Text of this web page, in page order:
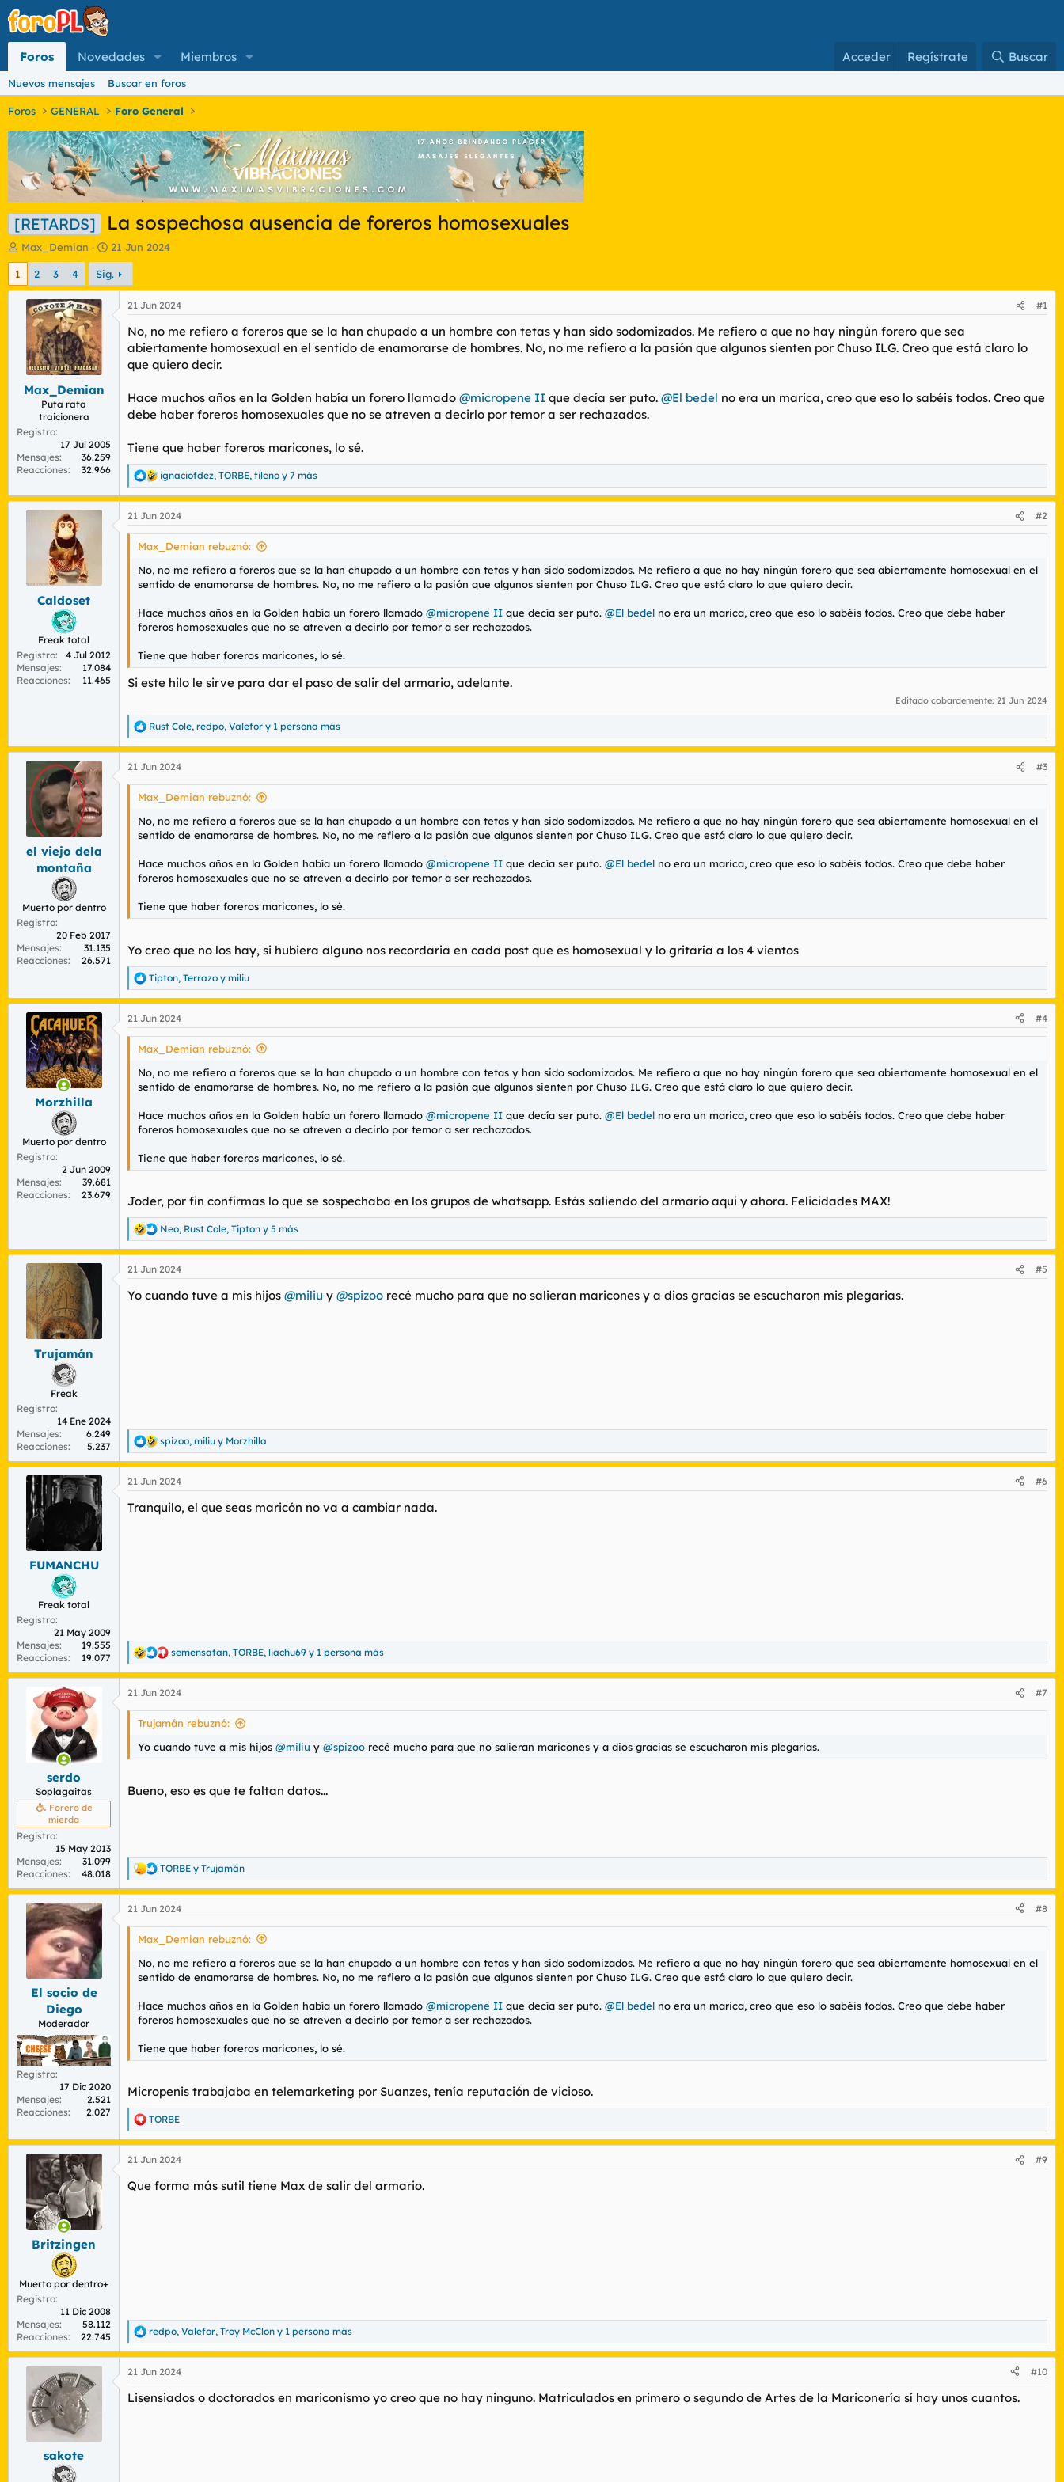
Foros Novedades Miembros Acceder Regístrate Buscar
Nuevos mensajes Buscar en foros
Foros GENERAL Foro General
[RETARDS] La sospechosa ausencia de foreros homosexuales
I
n
c
a
d
o
d
e
e
a
Max_Demian
F
e
c
h
d
21 Jun 2024
1 2 3 4 Sig.
Max_Demian
Puta rata
traicionera
Registro
17 Jul 2005
Mensajes
36.259
Reacciones
32.966
21 Jun 2024 #1
No, no me refiero a foreros que se la han chupado a un hombre con tetas y han sido sodomizados. Me refiero a que no hay ningún forero que sea
abiertamente homosexual en el sentido de enamorarse de hombres. No, no me refiero a la pasión que algunos sienten por Chuso ILG. Creo que está claro lo
que quiero decir.
Hace muchos años en la Golden había un forero llamado @micropene II que decía ser puto. @El bedel no era un marica, creo que eso lo sabéis todos. Creo que
debe haber foreros homosexuales que no se atreven a decirlo por temor a ser rechazados.
Tiene que haber foreros maricones, lo sé.
R
e
a
c
c
e
ignaciofdez, TORBE, tileno y 7 más
Caldoset
Freak total
Registro
4 Jul 2012
Mensajes
17.084
Reacciones
11.465
21 Jun 2024 #2
Max_Demian rebuznó:
No, no me refiero a foreros que se la han chupado a un hombre con tetas y han sido sodomizados. Me refiero a que no hay ningún forero que sea abiertamente homosexual en el
sentido de enamorarse de hombres. No, no me refiero a la pasión que algunos sienten por Chuso ILG. Creo que está claro lo que quiero decir.
Hace muchos años en la Golden había un forero llamado @micropene II que decía ser puto. @El bedel no era un marica, creo que eso lo sabéis todos. Creo que debe haber
foreros homosexuales que no se atreven a decirlo por temor a ser rechazados.
Tiene que haber foreros maricones, lo sé.
Si este hilo le sirve para dar el paso de salir del armario, adelante.
Editado cobardemente: 21 Jun 2024
R
e
a
c
c
e
Rust Cole, redpo, Valefor y 1 persona más
el viejo dela
montaña
Muerto por dentro
Registro
20 Feb 2017
Mensajes
31.135
Reacciones
26.571
21 Jun 2024 #3
Max_Demian rebuznó:
No, no me refiero a foreros que se la han chupado a un hombre con tetas y han sido sodomizados. Me refiero a que no hay ningún forero que sea abiertamente homosexual en el
sentido de enamorarse de hombres. No, no me refiero a la pasión que algunos sienten por Chuso ILG. Creo que está claro lo que quiero decir.
Hace muchos años en la Golden había un forero llamado @micropene II que decía ser puto. @El bedel no era un marica, creo que eso lo sabéis todos. Creo que debe haber
foreros homosexuales que no se atreven a decirlo por temor a ser rechazados.
Tiene que haber foreros maricones, lo sé.
Yo creo que no los hay, si hubiera alguno nos recordaria en cada post que es homosexual y lo gritaría a los 4 vientos
R
e
a
c
c
e
Tipton, Terrazo y miliu
Morzhilla
Muerto por dentro
Registro
2 Jun 2009
Mensajes
39.681
Reacciones
23.679
21 Jun 2024 #4
Max_Demian rebuznó:
No, no me refiero a foreros que se la han chupado a un hombre con tetas y han sido sodomizados. Me refiero a que no hay ningún forero que sea abiertamente homosexual en el
sentido de enamorarse de hombres. No, no me refiero a la pasión que algunos sienten por Chuso ILG. Creo que está claro lo que quiero decir.
Hace muchos años en la Golden había un forero llamado @micropene II que decía ser puto. @El bedel no era un marica, creo que eso lo sabéis todos. Creo que debe haber
foreros homosexuales que no se atreven a decirlo por temor a ser rechazados.
Tiene que haber foreros maricones, lo sé.
Joder, por fin confirmas lo que se sospechaba en los grupos de whatsapp. Estás saliendo del armario aqui y ahora. Felicidades MAX!
R
e
a
c
i
Neo, Rust Cole, Tipton y 5 más
Trujamán
Freak
Registro
14 Ene 2024
Mensajes
6.249
Reacciones
5.237
21 Jun 2024 #5
Yo cuando tuve a mis hijos @miliu y @spizoo recé mucho para que no salieran maricones y a dios gracias se escucharon mis plegarias.
R
e
a
c
i
spizoo, miliu y Morzhilla
FUMANCHU
Freak total
Registro
21 May 2009
Mensajes
19.555
Reacciones
19.077
21 Jun 2024 #6
Tranquilo, el que seas maricón no va a cambiar nada.
R
e
a
c
c
n
e
:
semensatan, TORBE, liachu69 y 1 persona más
serdo
Soplagaitas
Forero de
mierda
Registro
15 May 2013
Mensajes
31.099
Reacciones
48.018
21 Jun 2024 #7
Trujamán rebuznó:
Yo cuando tuve a mis hijos @miliu y @spizoo recé mucho para que no salieran maricones y a dios gracias se escucharon mis plegarias.
Bueno, eso es que te faltan datos...
R
e
a
c
c
e
TORBE y Trujamán
El socio de
Diego
Moderador
Registro
17 Dic 2020
Mensajes
2.521
Reacciones
2.027
21 Jun 2024 #8
Max_Demian rebuznó:
No, no me refiero a foreros que se la han chupado a un hombre con tetas y han sido sodomizados. Me refiero a que no hay ningún forero que sea abiertamente homosexual en el
sentido de enamorarse de hombres. No, no me refiero a la pasión que algunos sienten por Chuso ILG. Creo que está claro lo que quiero decir.
Hace muchos años en la Golden había un forero llamado @micropene II que decía ser puto. @El bedel no era un marica, creo que eso lo sabéis todos. Creo que debe haber
foreros homosexuales que no se atreven a decirlo por temor a ser rechazados.
Tiene que haber foreros maricones, lo sé.
Micropenis trabajaba en telemarketing por Suanzes, tenía reputación de vicioso.
R
e
a
c
i
TORBE
Britzingen
Muerto por dentro+
Registro
11 Dic 2008
Mensajes
58.112
Reacciones
22.745
21 Jun 2024 #9
Que forma más sutil tiene Max de salir del armario.
R
e
a
c
i
redpo, Valefor, Troy McClon y 1 persona más
sakote
21 Jun 2024 #10
Lisensiados o doctorados en mariconismo yo creo que no hay ninguno. Matriculados en primero o segundo de Artes de la Mariconería sí hay unos cuantos.